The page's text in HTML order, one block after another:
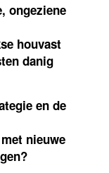
ongeziene
houvast
danig
en de
nieuwe